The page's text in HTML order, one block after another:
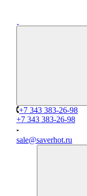
+7 343 383-26-98
+7 343 383-26-98
sale@saverhot.ru